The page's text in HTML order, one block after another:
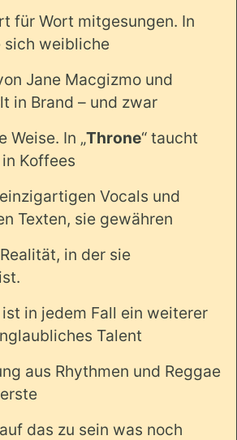
für Wort mitgesungen. In
sich weibliche
Jane Macgizmo und
in Brand – und zwar
Weise. In „Throne“ taucht
Koffees
Vocals und
Texten, sie gewähren
in der sie
in jedem Fall ein weiterer
Talent
aus Rhythmen und Reggae
das zu sein was noch